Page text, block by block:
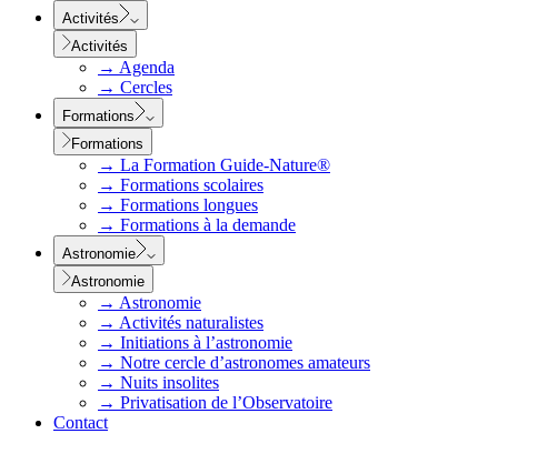
Activités
Activités
→ Agenda
→ Cercles
Formations
Formations
→ La Formation Guide-Nature®
→ Formations scolaires
→ Formations longues
→ Formations à la demande
Astronomie
Astronomie
→ Astronomie
→ Activités naturalistes
→ Initiations à l’astronomie
→ Notre cercle d’astronomes amateurs
→ Nuits insolites
→ Privatisation de l’Observatoire
Contact